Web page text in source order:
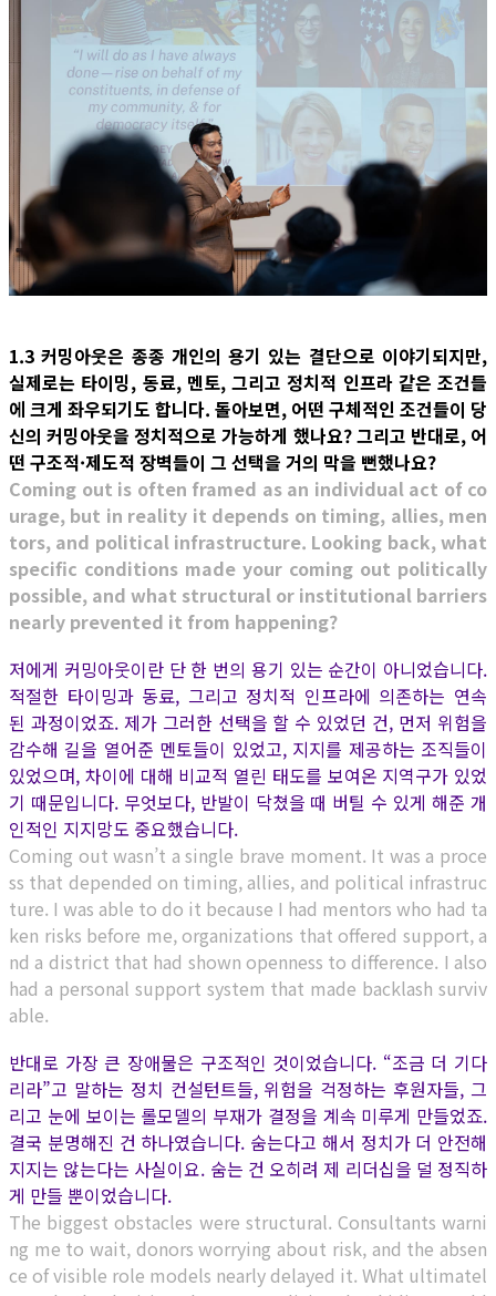
1.3 커밍아웃은 종종 개인의 용기 있는 결단으로 이야기되지만,
실제로는 타이밍, 동료, 멘토, 그리고 정치적 인프라 같은 조건들
에 크게 좌우되기도 합니다. 돌아보면, 어떤 구체적인 조건들이 당
신의 커밍아웃을 정치적으로 가능하게 했나요? 그리고 반대로, 어
떤 구조적·제도적 장벽들이 그 선택을 거의 막을 뻔했나요?
Coming out is often framed as an individual act of co
urage, but in reality it depends on timing, allies, men
tors, and political infrastructure. Looking back, what
specific conditions made your coming out politically
possible, and what structural or institutional barriers
nearly prevented it from happening?
저에게 커밍아웃이란 단 한 번의 용기 있는 순간이 아니었습니다.
적절한 타이밍과 동료, 그리고 정치적 인프라에 의존하는 연속
된 과정이었죠. 제가 그러한 선택을 할 수 있었던 건, 먼저 위험을
감수해 길을 열어준 멘토들이 있었고, 지지를 제공하는 조직들이
있었으며, 차이에 대해 비교적 열린 태도를 보여온 지역구가 있었
기 때문입니다. 무엇보다, 반발이 닥쳤을 때 버틸 수 있게 해준 개
인적인 지지망도 중요했습니다.
Coming out wasn’t a single brave moment. It was a proce
ss that depended on timing, allies, and political infrastruc
ture. I was able to do it because I had mentors who had ta
ken risks before me, organizations that offered support, a
nd a district that had shown openness to difference. I also
had a personal support system that made backlash surviv
able.
반대로 가장 큰 장애물은 구조적인 것이었습니다. “조금 더 기다
리라”고 말하는 정치 컨설턴트들, 위험을 걱정하는 후원자들, 그
리고 눈에 보이는 롤모델의 부재가 결정을 계속 미루게 만들었죠.
결국 분명해진 건 하나였습니다. 숨는다고 해서 정치가 더 안전해
지지는 않는다는 사실이요. 숨는 건 오히려 제 리더십을 덜 정직하
게 만들 뿐이었습니다.
The biggest obstacles were structural. Consultants warni
ng me to wait, donors worrying about risk, and the absen
ce of visible role models nearly delayed it. What ultimatel